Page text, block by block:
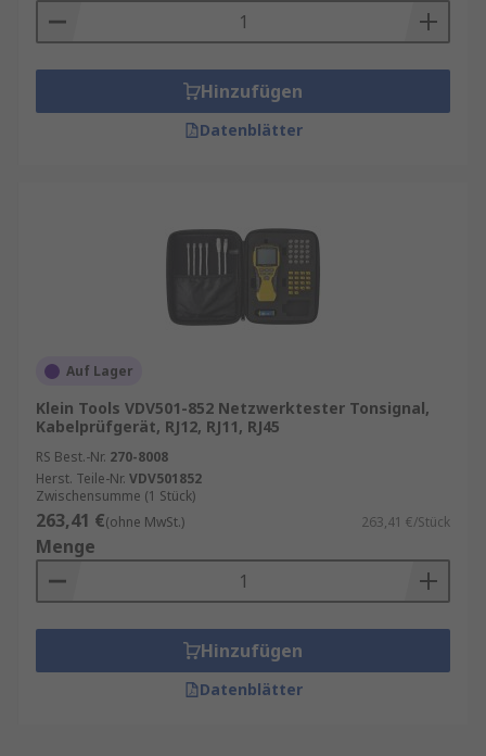
Hinzufügen
Datenblätter
Auf Lager
Klein Tools VDV501-852 Netzwerktester Tonsignal,
Kabelprüfgerät, RJ12, RJ11, RJ45
RS Best.-Nr. 270-8008
Herst. Teile-Nr. VDV501852
Zwischensumme (1 Stück)
263,41 €(ohne MwSt.) 263,41 €/Stück
Menge
Hinzufügen
Datenblätter